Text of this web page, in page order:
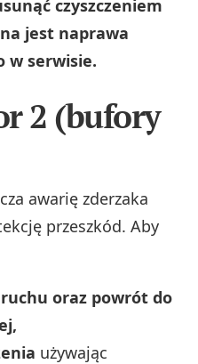
czyszczeniem
jest naprawa
w serwisie.
2 (bufory
awarię zderzaka
przeszkód. Aby
oraz powrót do
używając